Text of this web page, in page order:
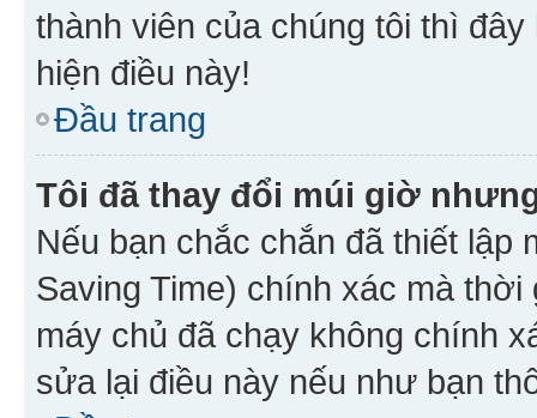
thành viên của chúng tôi thì
hiện điều này!
Đầu trang
Tôi đã thay đổi múi giờ
Nếu bạn chắc chắn đã thiết lập
Saving Time) chính xác mà
máy chủ đã chạy không chính
sửa lại điều này nếu như bạn